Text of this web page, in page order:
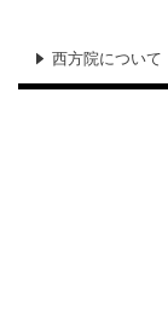
西方院について